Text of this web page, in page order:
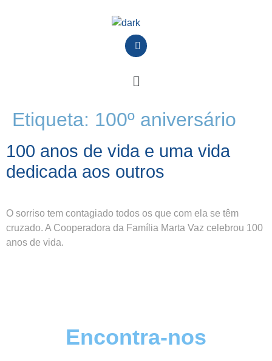
Etiqueta: 100º aniversário
100 anos de vida e uma vida
dedicada aos outros
O sorriso tem contagiado todos os que com ela se têm
cruzado. A Cooperadora da Família Marta Vaz celebrou 100
anos de vida.
Encontra-nos